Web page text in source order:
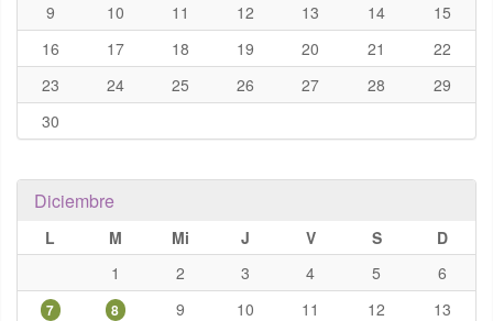
9
10 11 12 13 14
15
16
17 18 19 20 21
22
23
24 25 26 27 28
29
30
Diciembre
L M Mi J V S
D
1
2 3 4 5 6
7 8 9 10 11 12
13